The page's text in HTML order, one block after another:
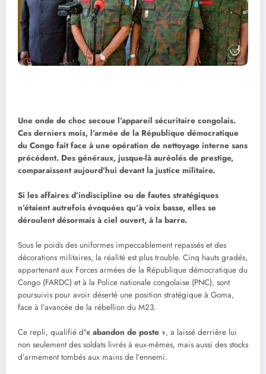
Une onde de choc secoue l’appareil sécuritaire congolais.
Ces derniers mois, l’armée de la République démocratique
du Congo fait face à une opération de nettoyage interne sans
précédent. Des généraux, jusque-là auréolés de prestige,
comparaissent aujourd’hui devant la justice militaire.
Si les affaires d’indiscipline ou de fautes stratégiques
n’étaient autrefois évoquées qu’à voix basse, elles se
déroulent désormais à ciel ouvert, à la barre.
Sous le poids des uniformes impeccablement repassés et des
décorations militaires, la réalité est plus trouble. Cinq hauts gradés,
appartenant aux Forces armées de la République démocratique du
Congo (FARDC) et à la Police nationale congolaise (PNC), sont
poursuivis pour avoir déserté une position stratégique à Goma,
face à l’avancée de la rébellion du M23.
Ce repli, qualifié d’« abandon de poste », a laissé derrière lui
non seulement des soldats livrés à eux-mêmes, mais aussi des stocks
d’armement tombés aux mains de l’ennemi.